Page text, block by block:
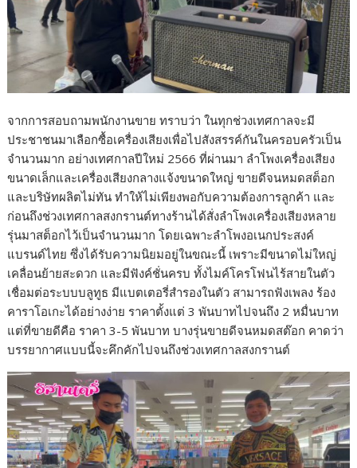
จากการสอบถามพนักงานขาย ทราบว่า ในทุกช่วงเทศกาลจะมี
ประชาชนมาเลือกซื้อเครื่องเสียงเพื่อไปสังสรรค์กันในครอบครัวเป็น
จำนวนมาก อย่างเทศกาลปีใหม่ 2566 ที่ผ่านมา ลำโพงเครื่องเสียง
ขนาดเล็กและเครื่องเสียงกลางแจ้งขนาดใหญ่ ขายดีจนหมดสต็อก
และบริษัทผลิตไม่ทัน ทำให้ไม่เพียงพอกับความต้องการลูกค้า และ
ก่อนถึงช่วงเทศกาลสงกรานต์ทางร้านได้สั่งลำโพงเครื่องเสียงหลาย
รุ่นมาสต็อกไว้เป็นจำนวนมาก โดยเฉพาะลำโพงอเนกประสงค์
แบรนด์ไทย ซึ่งได้รับความนิยมอยู่ในขณะนี้ เพราะมีขนาดไม่ใหญ่
เคลื่อนย้ายสะดวก และมีฟังค์ชั่นครบ ทั้งไมค์โครโฟนไร้สายในตัว
เชื่อมต่อระบบบลูทูธ มีแบตเตอรี่สำรองในตัว สามารถฟังเพลง ร้อง
คาราโอเกะได้อย่างง่าย ราคาตั้งแต่ 3 พันบาทไปจนถึง 2 หมื่นบาท
แต่ที่ขายดีคือ ราคา 3-5 พันบาท บางรุ่นขายดีจนหมดสต๊อก คาดว่า
บรรยากาศแบบนี้จะคึกคักไปจนถึงช่วงเทศกาลสงกรานต์